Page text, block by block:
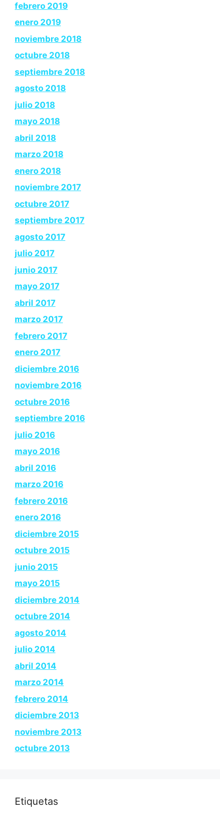
febrero 2019
enero 2019
noviembre 2018
octubre 2018
septiembre 2018
agosto 2018
julio 2018
mayo 2018
abril 2018
marzo 2018
enero 2018
noviembre 2017
octubre 2017
septiembre 2017
agosto 2017
julio 2017
junio 2017
mayo 2017
abril 2017
marzo 2017
febrero 2017
enero 2017
diciembre 2016
noviembre 2016
octubre 2016
septiembre 2016
julio 2016
mayo 2016
abril 2016
marzo 2016
febrero 2016
enero 2016
diciembre 2015
octubre 2015
junio 2015
mayo 2015
diciembre 2014
octubre 2014
agosto 2014
julio 2014
abril 2014
marzo 2014
febrero 2014
diciembre 2013
noviembre 2013
octubre 2013
Etiquetas